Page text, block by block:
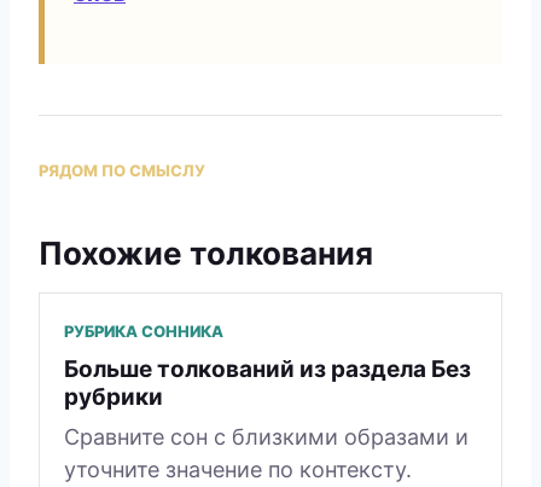
РЯДОМ ПО СМЫСЛУ
Похожие толкования
РУБРИКА СОННИКА
Больше толкований из раздела Без
рубрики
Сравните сон с близкими образами и
уточните значение по контексту.